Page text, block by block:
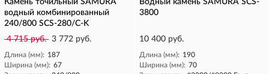
Камень точильный SAMURA
водный комбинированный
240/800 SCS-280/С-K
4 715 руб. 3 772 руб.
Длина (мм): 187
Ширина (мм): 67
Водный камень SAMURA SCS-
3800
10 400 руб.
Длина (мм): 190
Ширина (мм): 70